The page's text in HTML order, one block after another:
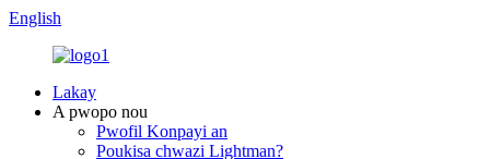
English
Lakay
A pwopo nou
Pwofil Konpayi an
Poukisa chwazi Lightman?